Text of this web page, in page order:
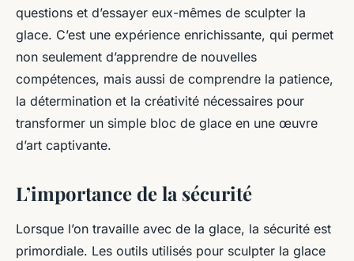
questions et d’essayer eux-mêmes de sculpter la
glace. C’est une expérience enrichissante, qui permet
non seulement d’apprendre de nouvelles
compétences, mais aussi de comprendre la patience,
la détermination et la créativité nécessaires pour
transformer un simple bloc de glace en une œuvre
d’art captivante.
L’importance de la sécurité
Lorsque l’on travaille avec de la glace, la sécurité est
primordiale. Les outils utilisés pour sculpter la glace